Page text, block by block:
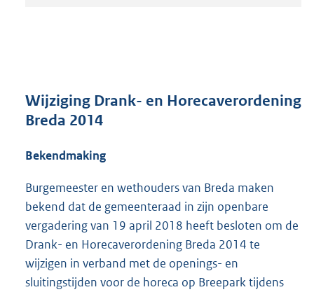
r
:
3
0
K
Wijziging Drank- en Horecaverordening
Breda 2014
Bekendmaking
Burgemeester en wethouders van Breda maken
bekend dat de gemeenteraad in zijn openbare
vergadering van 19 april 2018 heeft besloten om de
Drank- en Horecaverordening Breda 2014 te
wijzigen in verband met de openings- en
sluitingstijden voor de horeca op Breepark tijdens